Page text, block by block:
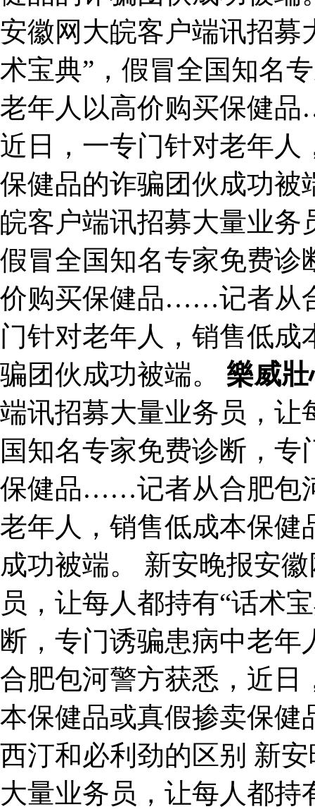
安徽网大皖客户端讯招募
术宝典”，假冒全国知名
老年人以高价购买保健
近日，一专门针对老年人
保健品的诈骗团伙成功被
皖客户端讯招募大量业务
假冒全国知名专家免费诊
价购买保健品……记者从
门针对老年人，销售低
骗团伙成功被端。 樂威
端讯招募大量业务员，让
国知名专家免费诊断，
保健品……记者从合肥包
老年人，销售低成本保健
成功被端。 新安晚报安
员，让每人都持有“话术
断，专门诱骗患病中老
合肥包河警方获悉，近日
本保健品或真假掺卖保健
西汀和必利劲的区别 新
大量业务员，让每人都持